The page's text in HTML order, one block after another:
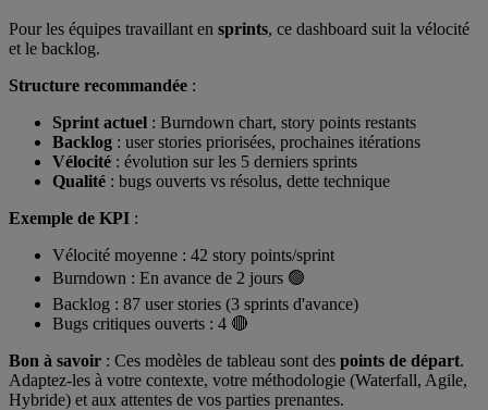
Pour les équipes travaillant en sprints, ce dashboard suit la vélocité
et le backlog.
Structure recommandée :
Sprint actuel : Burndown chart, story points restants
Backlog : user stories priorisées, prochaines itérations
Vélocité : évolution sur les 5 derniers sprints
Qualité : bugs ouverts vs résolus, dette technique
Exemple de KPI :
Vélocité moyenne : 42 story points/sprint
Burndown : En avance de 2 jours 🟢
Backlog : 87 user stories (3 sprints d'avance)
Bugs critiques ouverts : 4 🔴
Bon à savoir : Ces modèles de tableau sont des points de départ.
Adaptez-les à votre contexte, votre méthodologie (Waterfall, Agile,
Hybride) et aux attentes de vos parties prenantes.